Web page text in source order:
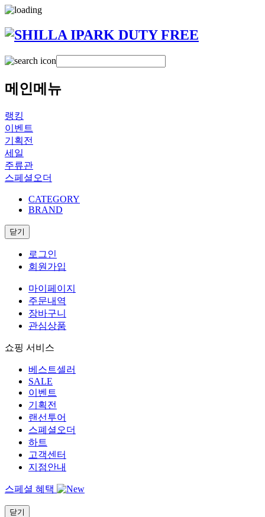
메인메뉴
랭킹
이벤트
기획전
세일
주류관
스페셜오더
CATEGORY
BRAND
닫기
로그인
회원가입
마이페이지
주문내역
장바구니
관심상품
쇼핑 서비스
베스트셀러
SALE
이벤트
기획전
랜선투어
스폐셜오더
하트
고객센터
지점안내
스페셜 혜택
닫기